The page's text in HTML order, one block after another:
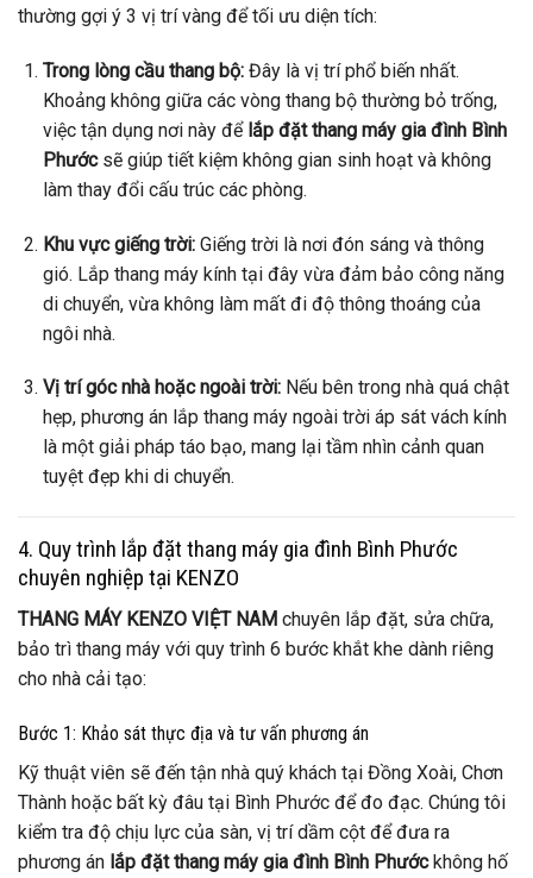
thường gợi ý 3 vị trí vàng để tối ưu diện tích:
Trong lòng cầu thang bộ:Đây là vị trí phổ biến nhất.
Khoảng không giữa các vòng thang bộ thường bỏ trống,
việc tận dụng nơi này để lắp đặt thang máy gia đình Bình
Phướcsẽ giúp tiết kiệm không gian sinh hoạt và không
làm thay đổi cấu trúc các phòng.
Khu vực giếng trời:Giếng trời là nơi đón sáng và thông
gió. Lắp thang máy kính tại đây vừa đảm bảo công năng
di chuyển, vừa không làm mất đi độ thông thoáng của
ngôi nhà.
Vị trí góc nhà hoặc ngoài trời:Nếu bên trong nhà quá chật
hẹp, phương án lắp thang máy ngoài trời áp sát vách kính
là một giải pháp táo bạo, mang lại tầm nhìn cảnh quan
tuyệt đẹp khi di chuyển.
4. Quy trình lắp đặt thang máy gia đình Bình Phước
chuyên nghiệp tại KENZO
THANG MÁY KENZO VIỆT NAM chuyên lắp đặt, sửa chữa,
bảo trì thang máy với quy trình 6 bước khắt khe dành riêng
cho nhà cải tạo:
Bước 1: Khảo sát thực địa và tư vấn phương án
Kỹ thuật viên sẽ đến tận nhà quý khách tại Đồng Xoài, Chơn
Thành hoặc bất kỳ đâu tại Bình Phước để đo đạc. Chúng tôi
kiểm tra độ chịu lực của sàn, vị trí dầm cột để đưa ra
phương án lắp đặt thang máy gia đình Bình Phướckhông hố